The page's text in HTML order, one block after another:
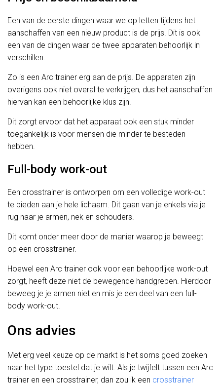
Een van de eerste dingen waar we op letten tijdens het
aanschaffen van een nieuw product is de prijs. Dit is ook
een van de dingen waar de twee apparaten behoorlijk in
verschillen.
Zo is een Arc trainer erg aan de prijs. De apparaten zijn
overigens ook niet overal te verkrijgen, dus het aanschaffen
hiervan kan een behoorlijke klus zijn.
Dit zorgt ervoor dat het apparaat ook een stuk minder
toegankelijk is voor mensen die minder te besteden
hebben.
Full-body work-out
Een crosstrainer is ontworpen om een volledige work-out
te bieden aan je hele lichaam. Dit gaan van je enkels via je
rug naar je armen, nek en schouders.
Dit komt onder meer door de manier waarop je beweegt
op een crosstrainer.
Hoewel een Arc trainer ook voor een behoorlijke work-out
zorgt, heeft deze niet de bewegende handgrepen. Hierdoor
beweeg je je armen niet en mis je een deel van een full-
body work-out.
Ons advies
Met erg veel keuze op de markt is het soms goed zoeken
naar het type toestel dat je wilt. Als je twijfelt tussen een Arc
trainer en een crosstrainer, dan zou ik een crosstrainer